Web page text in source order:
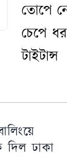
তোপে
চেপে
টাইটান্স
ঢাকা